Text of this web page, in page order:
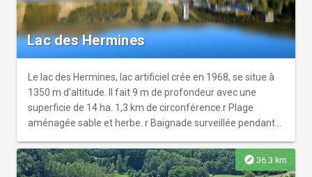
Lac des Hermines
Le lac des Hermines, lac artificiel crée en 1968, se situe à
1350 m d'altitude. II fait 9 m de profondeur avec une
superficie de 14 ha. 1,3 km de circonférence.r Plage
aménagée sable et herbe. r Baignade surveillée pendant
explore 36.3 km